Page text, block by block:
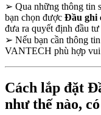
➢ Qua những thông tin
bạn chọn được Đầu ghi
đưa ra quyết định đầu tư
➢ Nếu bạn cần thông
VANTECH phù hợp vui
Cách lắp đặt
như thế nào,